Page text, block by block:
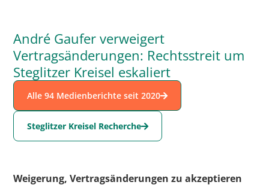
André Gaufer verweigert
Vertragsänderungen: Rechtsstreit um
Steglitzer Kreisel eskaliert
Alle 94 Medienberichte seit 2020
Steglitzer Kreisel Recherche
Weigerung, Vertragsänderungen zu akzeptieren